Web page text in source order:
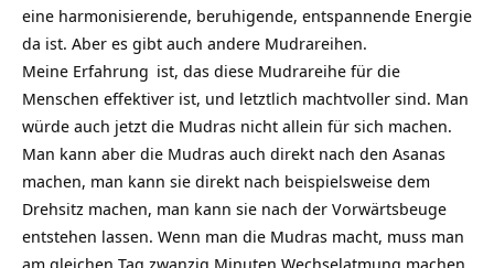
eine harmonisierende, beruhigende, entspannende Energie
da ist. Aber es gibt auch andere Mudrareihen.
Meine Erfahrung ist, das diese Mudrareihe für die
Menschen effektiver ist, und letztlich machtvoller sind. Man
würde auch jetzt die Mudras nicht allein für sich machen.
Man kann aber die Mudras auch direkt nach den Asanas
machen, man kann sie direkt nach beispielsweise dem
Drehsitz machen, man kann sie nach der Vorwärtsbeuge
entstehen lassen. Wenn man die Mudras macht, muss man
am gleichen Tag zwanzig Minuten Wechselatmung machen.